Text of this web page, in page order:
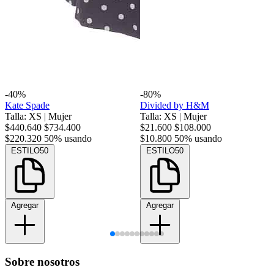
-40%
Kate Spade
Talla: XS | Mujer
$440.640 $734.400
$220.320 50% usando
ESTILO50
Agregar
-80%
Divided by H&M
Talla: XS | Mujer
$21.600 $108.000
$10.800 50% usando
ESTILO50
Agregar
Sobre nosotros